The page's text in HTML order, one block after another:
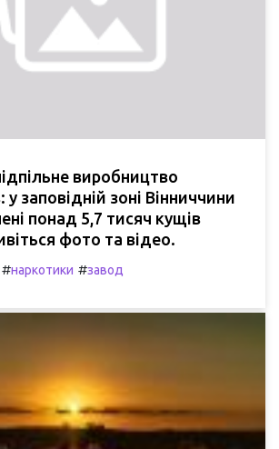
виробництво
у заповідній зоні Вінниччини
понад 5,7 тисяч кущів
фото та відео.
#наркотики #завод